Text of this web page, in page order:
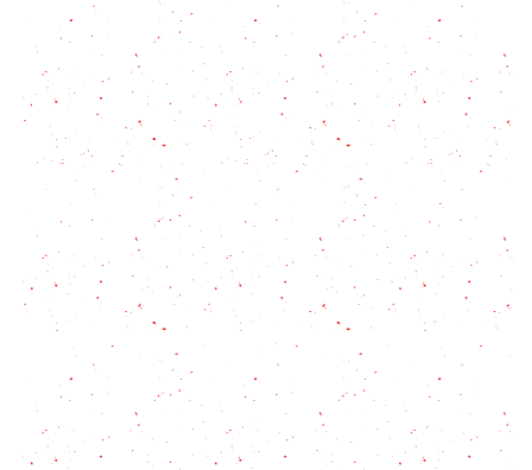
Postre fácil: Lemon Pie en vasitos!
Brazo de reina: un arrollado dulce con 6 ideas para
disfrutarlo
Coulant de chocolate: una explosión de sabor y
texturas